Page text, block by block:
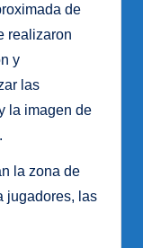
de
realizaron
y
las
la imagen de
la zona de
jugadores, las